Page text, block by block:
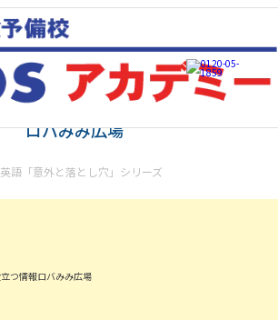
ロバみみ広場
英語「意外と落とし穴」シリーズ